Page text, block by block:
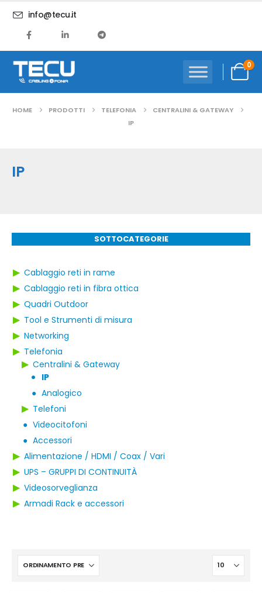
info@tecu.it
0
HOME PRODOTTI TELEFONIA
CENTRALINI & GATEWAY
IP
IP
SOTTOCATEGORIE
▶ Cablaggio reti in rame
▶ Cablaggio reti in fibra ottica
▶ Quadri Outdoor
▶ Tool e Strumenti di misura
▶ Networking
▶ Telefonia
▶ Centralini & Gateway
●
IP
● Analogico
▶ Telefoni
● Videocitofoni
● Accessori
▶ Alimentazione / HDMI / Coax / Vari
▶ UPS – GRUPPI DI CONTINUITÀ
▶ Videosorveglianza
▶ Armadi Rack e accessori